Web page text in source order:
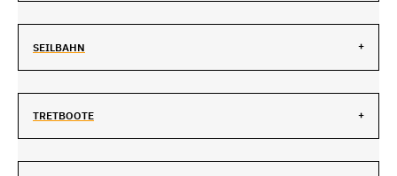
SEILBAHN
TRETBOOTE